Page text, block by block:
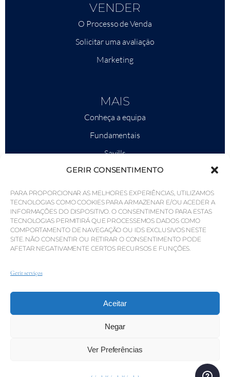
GERIR CONSENTIMENTO
PARA PROPORCIONAR AS MELHORES EXPERIÊNCIAS, UTILIZAMOS
TECNOLOGIAS COMO COOKIES PARA ARMAZENAR E/OU ACEDER A
INFORMAÇÕES DO DISPOSITIVO. O CONSENTIMENTO PARA ESTAS
TECNOLOGIAS PERMITIRÁ QUE PROCESSEMOS DADOS COMO
COMPORTAMENTO DE NAVEGAÇÃO OU IDS EXCLUSIVOS NESTE
SITE. NÃO CONSENTIR OU RETIRAR O CONSENTIMENTO PODE
AFETAR NEGATIVAMENTE CERTOS RECURSOS E FUNÇÕES.
Gerir serviços
Aceitar
Negar
Ver Preferências
VENDER
O Processo de Venda
Solicitar uma avaliação
Marketing
MAIS
Conheça a equipa
Fundamentais
Savills
Inteligência de mercado
Porquê a QP Savills?
Notícias e Eventos
Mapas da área
Comunidade
© Weber Media®Todos os direitos reservados 2026.
Impressão
© QP Savills – Mills & Mills Lda. Todos os direitos
reservados. Licença Imobiliária n.º AMI-1252 APEMIP 3785.